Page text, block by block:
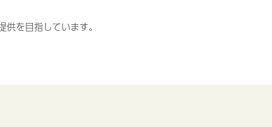
を目指しています。